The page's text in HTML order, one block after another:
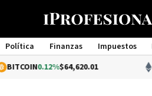
Política Finanzas Impuestos
Management
0.12%$64,620.01